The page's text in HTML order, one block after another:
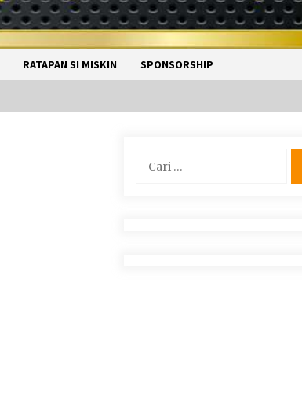
RATAPAN SI MISKIN SPONSORSHIP
untuk: